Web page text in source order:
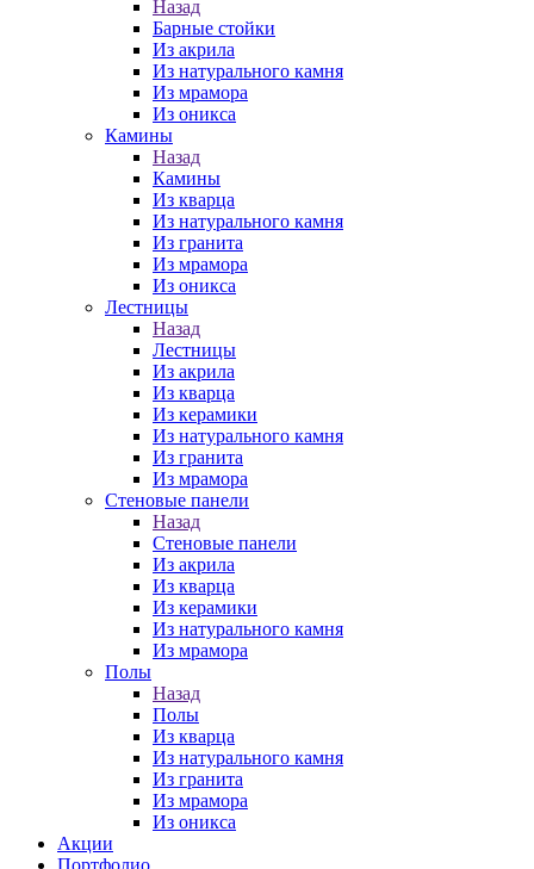
Назад
Барные стойки
Из акрила
Из натурального камня
Из мрамора
Из оникса
Камины
Назад
Камины
Из кварца
Из натурального камня
Из гранита
Из мрамора
Из оникса
Лестницы
Назад
Лестницы
Из акрила
Из кварца
Из керамики
Из натурального камня
Из гранита
Из мрамора
Стеновые панели
Назад
Стеновые панели
Из акрила
Из кварца
Из керамики
Из натурального камня
Из мрамора
Полы
Назад
Полы
Из кварца
Из натурального камня
Из гранита
Из мрамора
Из оникса
Акции
Портфолио